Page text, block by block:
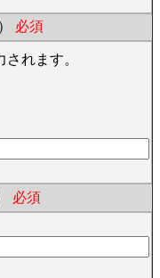
必須
れます。
必須